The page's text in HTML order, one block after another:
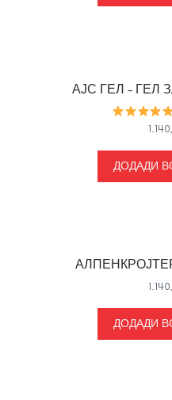
АЈС ГЕЛ – ГЕЛ
ДОДАДИ
ДОДАДИ